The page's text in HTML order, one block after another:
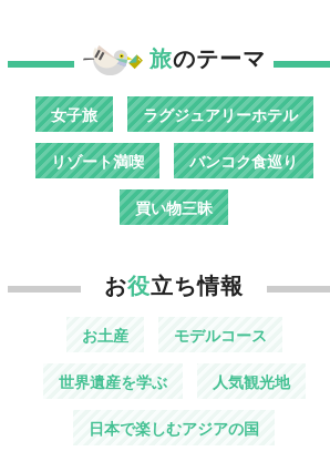
旅のテーマ
女子旅 ラグジュアリーホテル
リゾート満喫 バンコク食巡り
買い物三昧
お役立ち情報
お土産 モデルコース
世界遺産を学ぶ 人気観光地
日本で楽しむアジアの国